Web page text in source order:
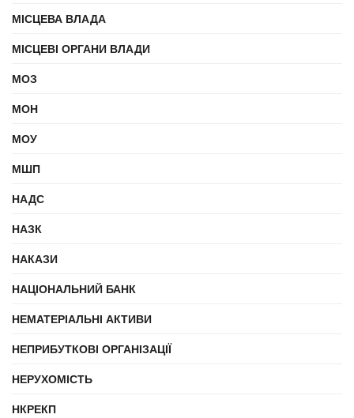
МІСЦЕВА ВЛАДА
МІСЦЕВІ ОРГАНИ ВЛАДИ
МОЗ
МОН
МОУ
МШП
НАДС
НАЗК
НАКАЗИ
НАЦІОНАЛЬНИЙ БАНК
НЕМАТЕРІАЛЬНІ АКТИВИ
НЕПРИБУТКОВІ ОРГАНІЗАЦІЇ
НЕРУХОМІСТЬ
НКРЕКП